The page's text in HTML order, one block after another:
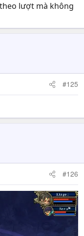
lượt mà không
#125
#126